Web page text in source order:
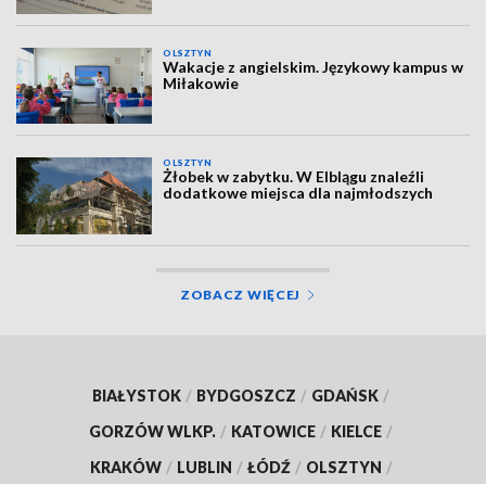
OLSZTYN
Wakacje z angielskim. Językowy kampus w
Miłakowie
OLSZTYN
Żłobek w zabytku. W Elblągu znaleźli
dodatkowe miejsca dla najmłodszych
ZOBACZ WIĘCEJ
BIAŁYSTOK / BYDGOSZCZ / GDAŃSK /
GORZÓW WLKP. / KATOWICE / KIELCE /
KRAKÓW / LUBLIN / ŁÓDŹ / OLSZTYN /